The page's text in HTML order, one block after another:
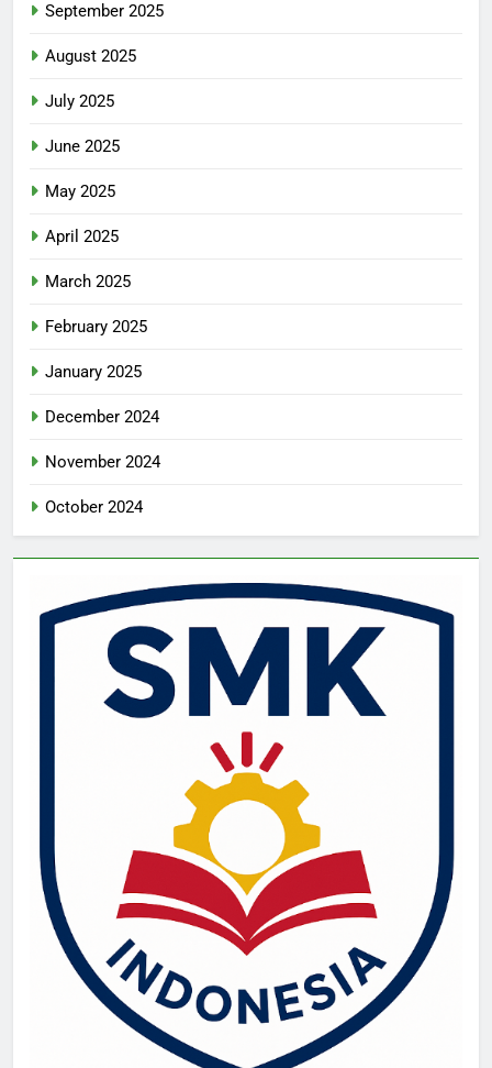
September 2025
August 2025
July 2025
June 2025
May 2025
April 2025
March 2025
February 2025
January 2025
December 2024
November 2024
October 2024